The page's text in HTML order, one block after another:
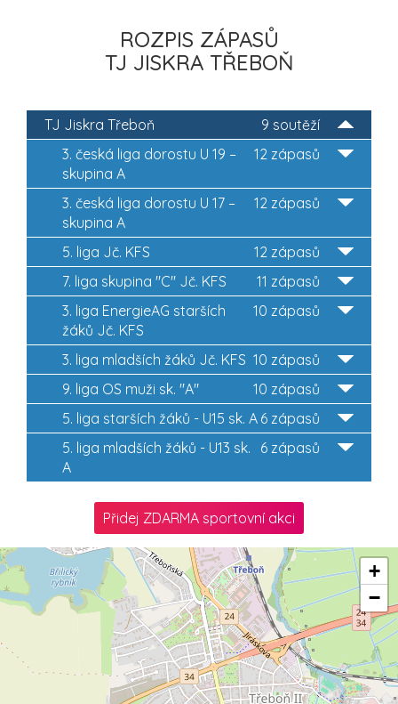
ROZPIS ZÁPASŮ
TJ JISKRA TŘEBOŇ
9 soutěží
TJ Jiskra Třeboň
12 zápasů
3. česká liga dorostu U 19 –
skupina A
12 zápasů
3. česká liga dorostu U 17 –
skupina A
12 zápasů
5. liga Jč. KFS
11 zápasů
7. liga skupina "C" Jč. KFS
10 zápasů
3. liga EnergieAG starších
žáků Jč. KFS
10 zápasů
3. liga mladších žáků Jč. KFS
10 zápasů
9. liga OS muži sk. "A"
6 zápasů
5. liga starších žáků - U15 sk. A
6 zápasů
5. liga mladších žáků - U13 sk.
A
Přidej ZDARMA sportovní akci
+
−